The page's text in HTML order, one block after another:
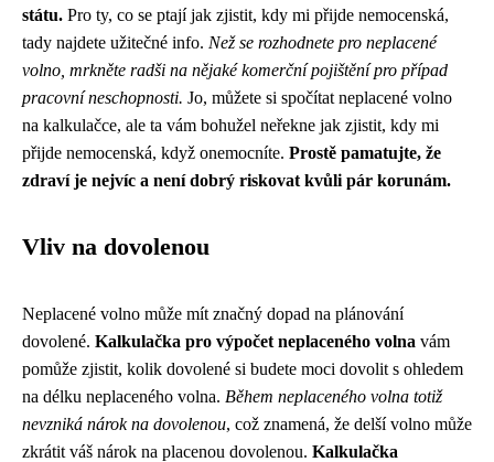
státu. Pro ty, co se ptají jak zjistit, kdy mi přijde nemocenská,
tady najdete užitečné info. Než se rozhodnete pro neplacené
volno, mrkněte radši na nějaké komerční pojištění pro případ
pracovní neschopnosti. Jo, můžete si spočítat neplacené volno
na kalkulačce, ale ta vám bohužel neřekne jak zjistit, kdy mi
přijde nemocenská, když onemocníte. Prostě pamatujte, že
zdraví je nejvíc a není dobrý riskovat kvůli pár korunám.
Vliv na dovolenou
Neplacené volno může mít značný dopad na plánování
dovolené. Kalkulačka pro výpočet neplaceného volna vám
pomůže zjistit, kolik dovolené si budete moci dovolit s ohledem
na délku neplaceného volna. Během neplaceného volna totiž
nevzniká nárok na dovolenou, což znamená, že delší volno může
zkrátit váš nárok na placenou dovolenou. Kalkulačka